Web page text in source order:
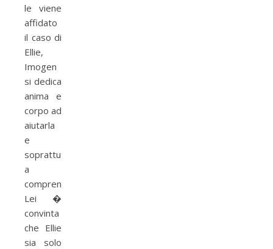
le viene
affidato
il caso di
Ellie,
Imogen
si dedica
anima e
corpo ad
aiutarla
e
soprattutto
a
comprenderla.
Lei �
convinta
che Ellie
sia solo